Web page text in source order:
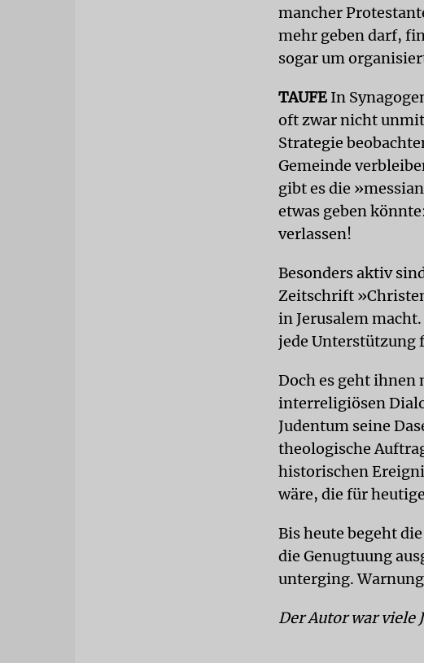
mancher
mehr geben darf,
sogar um
TAUFE In
oft zwar nicht
Strategie
Gemeinde
gibt es die
etwas geben
verlassen!
Besonders aktiv
Zeitschrift
in Jerusalem
jede Unterstützung
Doch es geht
interreligiösen
Judentum seine
theologische
historischen
wäre, die für
Bis heute begeht
die Genugtuung
unterging.
Der Autor war viele